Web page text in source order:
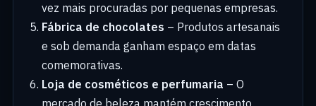
vez mais procuradas por pequenas empresas.
Fábrica de chocolates – Produtos artesanais
e sob demanda ganham espaço em datas
comemorativas.
Loja de cosméticos e perfumaria – O
mercado de beleza mantém crescimento